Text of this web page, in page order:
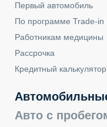
Первый автомобиль
По программе Trade-in
Работникам медицины
Рассрочка
Кредитный калькулятор
Авто с